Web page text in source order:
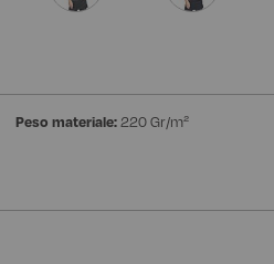
Peso materiale:220 Gr/m²